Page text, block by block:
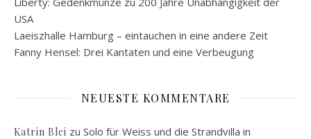
USA
Laeiszhalle Hamburg – eintauchen in eine andere Zeit
Fanny Hensel: Drei Kantaten und eine Verbeugung
NEUESTE KOMMENTARE
Katrin Blei zu Solo für Weiss und die Strandvilla in